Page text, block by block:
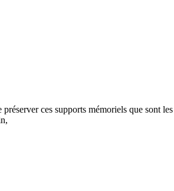
ces supports mémoriels que